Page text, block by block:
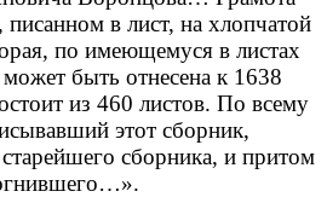
писанном в лист, на хлопчатой
по имеющемуся в листах
быть отнесена к 1638
из 460 листов. По всему
этот сборник,
сборника, и притом